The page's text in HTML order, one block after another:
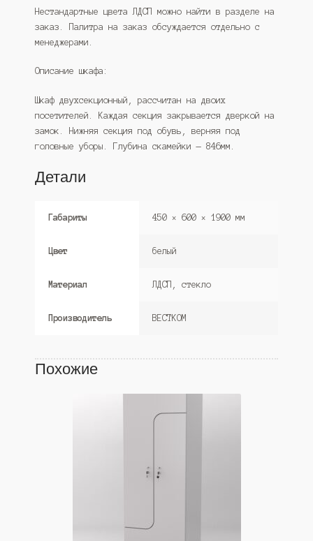
Нестандартные цвета ЛДСП можно найти в разделе на
заказ. Палитра на заказ обсуждается отдельно с
менеджерами.
Описание шкафа:
Шкаф двухсекционный, рассчитан на двоих
посетителей. Каждая секция закрывается дверкой на
замок. Нижняя секция под обувь, верняя под
головные уборы. Глубина скамейки — 846мм.
Детали
Габариты 450 × 600 × 1900 мм
Цвет белый
Материал ЛДСП, стекло
Производитель ВЕСТКОМ
Похожие